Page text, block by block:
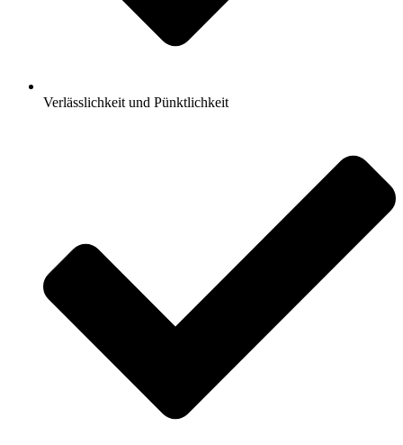
Verlässlichkeit und Pünktlichkeit